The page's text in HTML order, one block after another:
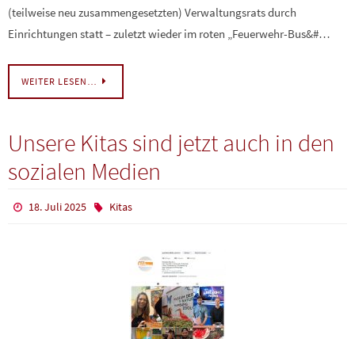
(teilweise neu zusammengesetzten) Verwaltungsrats durch
Einrichtungen statt – zuletzt wieder im roten „Feuerwehr-Bus&#…
WEITER LESEN…
Unsere Kitas sind jetzt auch in den
sozialen Medien
18. Juli 2025 Kitas